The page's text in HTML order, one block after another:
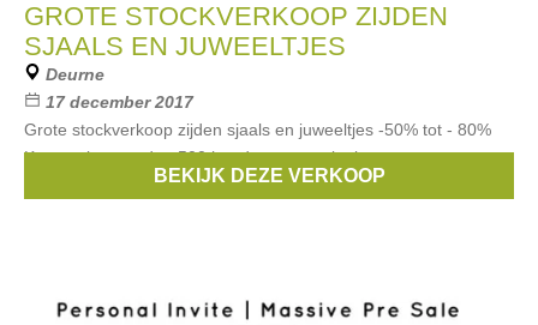
GROTE STOCKVERKOOP ZIJDEN
SJAALS EN JUWEELTJES
Deurne
17 december 2017
Grote stockverkoop zijden sjaals en juweeltjes -50% tot - 80%
Keuze uit meer dan 500 handgeweven sjaals geweven met
échte Thaise zijdeBEKIJK DEZE VERKOOP